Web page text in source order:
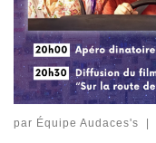
par Équipe Audaces's |